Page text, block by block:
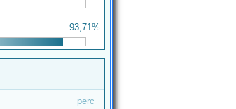
93,71%
perc